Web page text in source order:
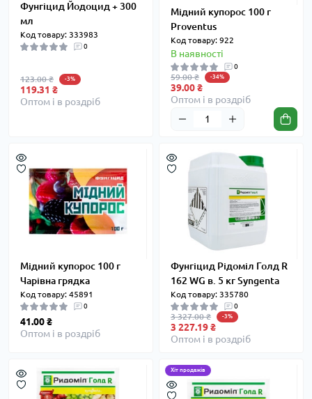
Фунгіцид Йодоцид + 300
мл
Код товару: 333983
0
123.00 ₴ -3%
119.31 ₴
Оптом і в роздріб
Мідний купорос 100 г
Proventus
Код товару: 922
В наявності
0
59.00 ₴ -34%
39.00 ₴
Оптом і в роздріб
Мідний купорос 100 г
Чарівна грядка
Код товару: 45891
0
41.00 ₴
Оптом і в роздріб
Фунгіцид Рідоміл Голд R
162 WG в. 5 кг Syngenta
Код товару: 335780
0
3 327.00 ₴ -3%
3 227.19 ₴
Оптом і в роздріб
Хіт продажів